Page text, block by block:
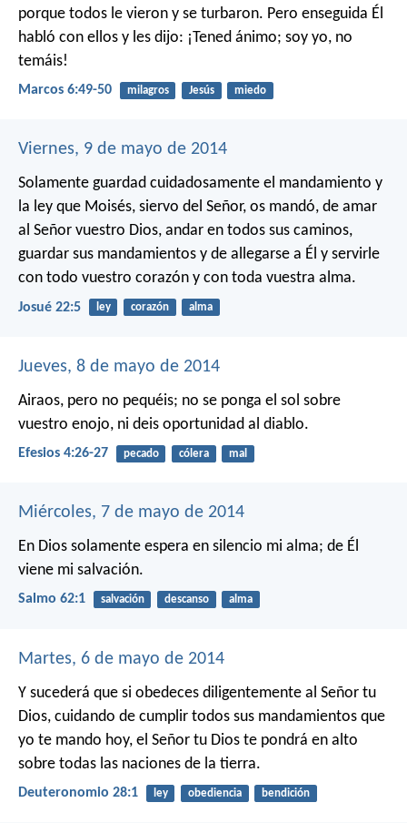
porque todos le vieron y se turbaron. Pero enseguida Él
habló con ellos y les dijo: ¡Tened ánimo; soy yo, no
temáis!
Marcos 6:49-50 milagros Jesús miedo
Viernes, 9 de mayo de 2014
Solamente guardad cuidadosamente el mandamiento y
la ley que Moisés, siervo del Señor, os mandó, de amar
al Señor vuestro Dios, andar en todos sus caminos,
guardar sus mandamientos y de allegarse a Él y servirle
con todo vuestro corazón y con toda vuestra alma.
Josué 22:5 ley corazón alma
Jueves, 8 de mayo de 2014
Airaos, pero no pequéis; no se ponga el sol sobre
vuestro enojo, ni deis oportunidad al diablo.
Efesios 4:26-27 pecado cólera mal
Miércoles, 7 de mayo de 2014
En Dios solamente espera en silencio mi alma; de Él
viene mi salvación.
Salmo 62:1 salvación descanso alma
Martes, 6 de mayo de 2014
Y sucederá que si obedeces diligentemente al Señor tu
Dios, cuidando de cumplir todos sus mandamientos que
yo te mando hoy, el Señor tu Dios te pondrá en alto
sobre todas las naciones de la tierra.
Deuteronomio 28:1 ley obediencia bendición